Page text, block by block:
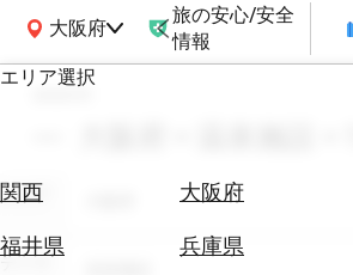
大阪府
関西広域MAP
旅の安心/安全
情報
エリア選択
関西 大阪府
福井県
兵庫県
エ
券
search
エリア
テーマ